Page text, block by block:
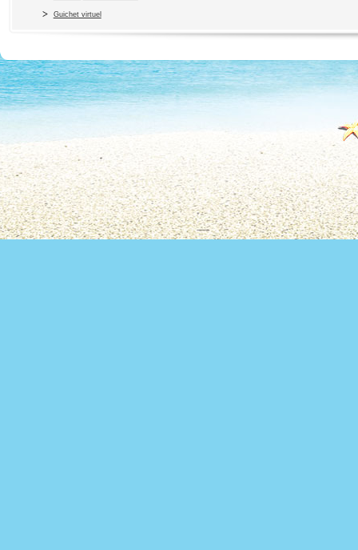
Guichet virtuel